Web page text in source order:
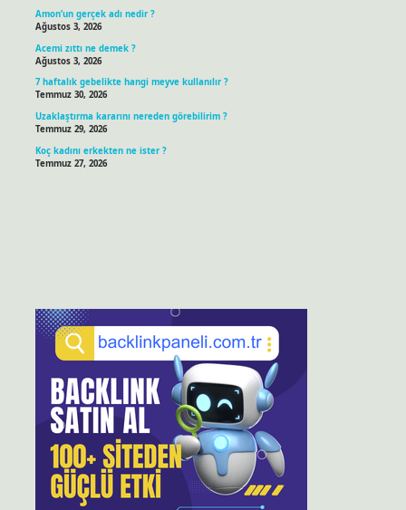
Amon’un gerçek adı nedir ?
Ağustos 3, 2026
Acemi zıttı ne demek ?
Ağustos 3, 2026
7 haftalık gebelikte hangi meyve kullanılır ?
Temmuz 30, 2026
Uzaklaştırma kararını nereden görebilirim ?
Temmuz 29, 2026
Koç kadını erkekten ne ister ?
Temmuz 27, 2026